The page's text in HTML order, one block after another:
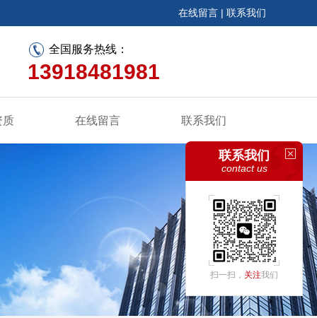
在线留言 | 联系我们
全国服务热线：
13918481981
质 在线留言 联系我们
联系我们
contact us
扫一扫， 关注我们